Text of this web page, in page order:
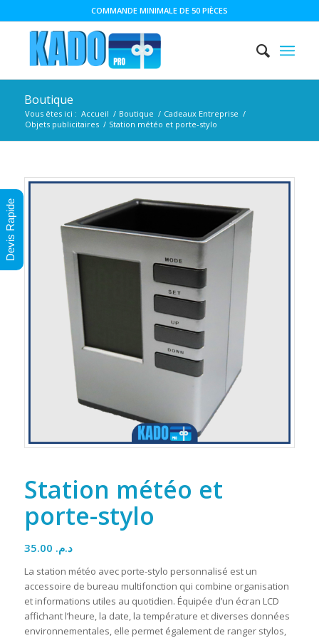
COMMANDE MINIMALE DE 50 PIÈCES
Boutique
Vous êtes ici : Accueil / Boutique / Cadeaux Entreprise /
Objets publicitaires / Station météo et porte-stylo
Station météo et
porte-stylo
د.م.
La station météo avec porte-stylo personnalisé est un
accessoire de bureau multifonction qui combine organisation
et informations utiles au quotidien. Équipée d’un écran LCD
affichant l’heure, la date, la température et diverses données
environnementales, elle permet également de ranger stylos,
Devis Rapide